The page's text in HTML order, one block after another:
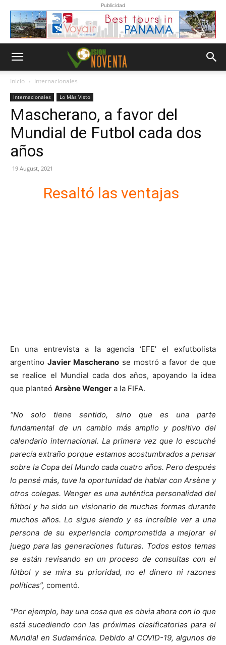
Publicidad
Inicio Internacionales
Internacionales Lo Más Visto
Mascherano, a favor del
Mundial de Futbol cada dos
años
19 August, 2021
Resaltó las ventajas
En una entrevista a la agencia ‘EFE’ el exfutbolista
argentino Javier Mascherano se mostró a favor de que
se realice el Mundial cada dos años, apoyando la idea
que planteó Arsène Wenger a la FIFA.
“No solo tiene sentido, sino que es una parte
fundamental de un cambio más amplio y positivo del
calendario internacional. La primera vez que lo escuché
parecía extraño porque estamos acostumbrados a pensar
sobre la Copa del Mundo cada cuatro años. Pero después
lo pensé más, tuve la oportunidad de hablar con Arsène y
otros colegas. Wenger es una auténtica personalidad del
fútbol y ha sido un visionario de muchas formas durante
muchos años. Lo sigue siendo y es increíble ver a una
persona de su experiencia comprometida a mejorar el
juego para las generaciones futuras. Todos estos temas
se están revisando en un proceso de consultas con el
fútbol y se mira su prioridad, no el dinero ni razones
políticas”, comentó.
“Por ejemplo, hay una cosa que es obvia ahora con lo que
está sucediendo con las próximas clasificatorias para el
Mundial en Sudamérica. Debido al COVID-19, algunos de